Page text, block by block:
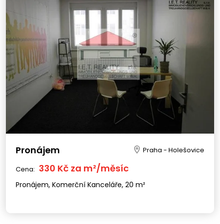
Pronájem Praha - Holešovice
Cena: 330 Kč za m²/měsíc
Pronájem, Komerční Kanceláře, 20 m²